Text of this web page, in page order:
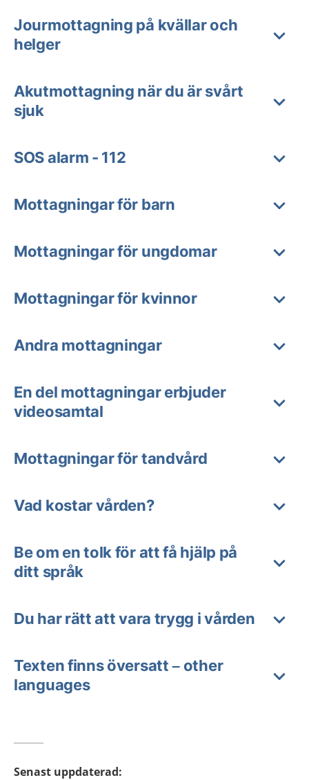
Jourmottagning på kvällar och
helger
Akutmottagning när du är svårt
sjuk
SOS alarm - 112
Mottagningar för barn
Mottagningar för ungdomar
Mottagningar för kvinnor
Andra mottagningar
En del mottagningar erbjuder
videosamtal
Mottagningar för tandvård
Vad kostar vården?
Be om en tolk för att få hjälp på
ditt språk
Du har rätt att vara trygg i vården
Texten finns översatt – other
languages
Senast uppdaterad: